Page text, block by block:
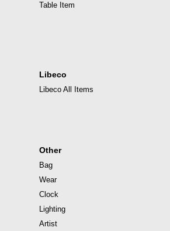
Table Item
Libeco
Libeco All Items
Other
Bag
Wear
Clock
Lighting
Artist